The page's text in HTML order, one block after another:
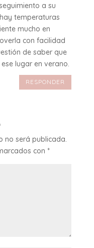
a su
temperaturas
mucho en
con facilidad
de saber que
lugar en verano.
RESPONDER
no será publicada.
con *